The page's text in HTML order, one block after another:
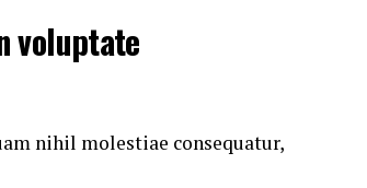
voluptate
nihil molestiae consequatur,